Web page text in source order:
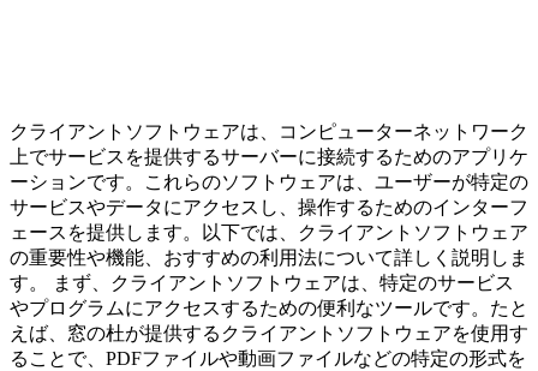
クライアントソフトウェアは、コンピューターネットワーク
上でサービスを提供するサーバーに接続するためのアプリケ
ーションです。これらのソフトウェアは、ユーザーが特定の
サービスやデータにアクセスし、操作するためのインターフ
ェースを提供します。以下では、クライアントソフトウェア
の重要性や機能、おすすめの利用法について詳しく説明しま
す。 まず、クライアントソフトウェアは、特定のサービス
やプログラムにアクセスするための便利なツールです。たと
えば、窓の杜が提供するクライアントソフトウェアを使用す
ることで、PDFファイルや動画ファイルなどの特定の形式を